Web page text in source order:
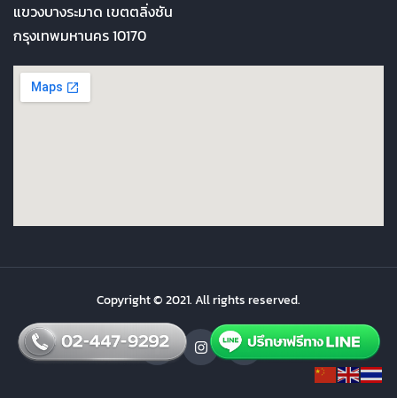
แขวงบางระมาด เขตตลิ่งชัน
กรุงเทพมหานคร 10170
Copyright © 2021. All rights reserved.